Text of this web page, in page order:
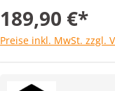
189,90 €*
Preise inkl. MwSt. zzgl.